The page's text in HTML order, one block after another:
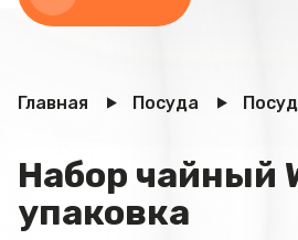
Главная Посуда
Набор чайный
упаковка